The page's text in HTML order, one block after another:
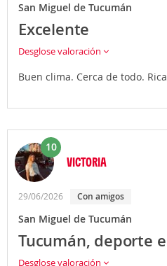
San Miguel de Tucumán
Excelente
Desglose valoración
Buen clima. Cerca de todo.
10
VICTORIA
29/06/2026 Con amigos
San Miguel de Tucumán
Tucumán, deporte
Desglose valoración